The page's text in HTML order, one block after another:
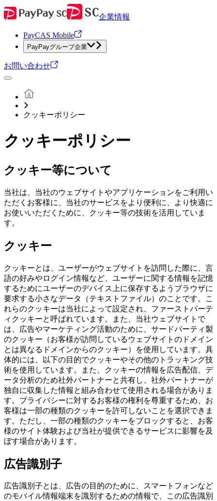
企業情報
PayCAS Mobile
PayPayグループ企業
お問い合わせ
クッキーポリシー
クッキーポリシー
クッキー等について
当社は、当社のウェブサイトやアプリケーションをご利用い
ただくお客様に、当社のサービスをより便利に、より快適に
お使いいただくために、クッキー等の技術を活用していま
す。
クッキー
クッキーとは、ユーザーがウェブサイトを訪問した際に、言
語の好みやログイン情報など、ユーザーに関する情報を記憶
するためにユーザーのデバイス上に保存するようブラウザに
要求する小さなデータ（テキストファイル）のことです。こ
れらのクッキーは当社によって設定され、ファーストパーテ
ィクッキーと呼ばれています。また、当社ウェブサイトで
は、広告やマーケティング活動のために、サードパーティ製
のクッキー（お客様が訪問しているウェブサイトのドメイン
とは異なるドメインからのクッキー）を使用しています。具
体的には、以下の目的でクッキーやその他のトラッキング技
術を使用しています。また、クッキーの情報を広告配信、デ
ータ分析のため社外パートナーと共有し、社外パートナーが
独自に収集した情報と組み合わせて使用される場合がありま
す。プライバシーに対するお客様の権利を尊重するため、お
客様は一部の種類のクッキーを許可しないことを選択できま
す。ただし、一部の種類のクッキーをブロックすると、お客
様のサイト体験および当社が提供できるサービスに影響を及
ぼす場合があります。
広告識別子
広告識別子とは、広告の目的のために、スマートフォンなど
のモバイル情報端末を識別するための情報で、この広告識別